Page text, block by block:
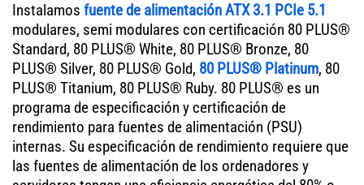
Instalamos fuente de alimentación ATX 3.1 PCIe 5.1
modulares, semi modulares con certificación 80 PLUS®
Standard, 80 PLUS® White, 80 PLUS® Bronze, 80
PLUS® Silver, 80 PLUS® Gold, 80 PLUS® Platinum, 80
PLUS® Titanium, 80 PLUS® Ruby. 80 PLUS® es un
programa de especificación y certificación de
rendimiento para fuentes de alimentación (PSU)
internas. Su especificación de rendimiento requiere que
las fuentes de alimentación de los ordenadores y